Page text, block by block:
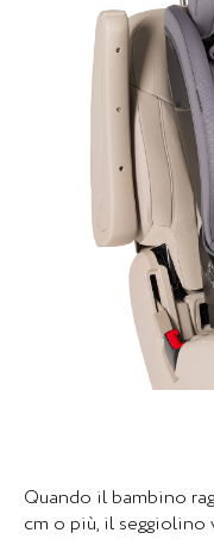
Quando il bambino
cm o più, il seggiolino